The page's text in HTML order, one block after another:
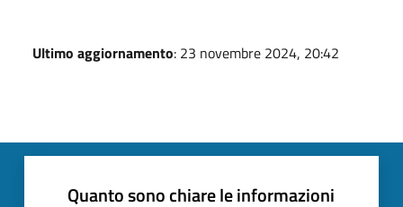
Ultimo aggiornamento: 23 novembre 2024, 20:42
Quanto sono chiare le informazioni